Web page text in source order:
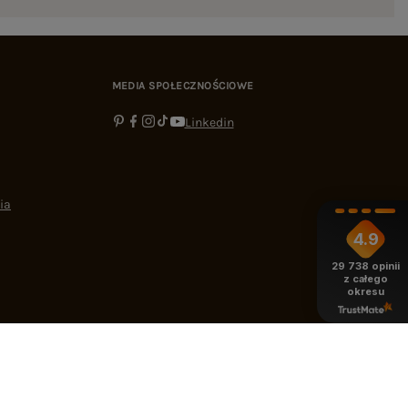
MEDIA SPOŁECZNOŚCIOWE
Linkedin
4.9
29 738 opinii
z całego
okresu